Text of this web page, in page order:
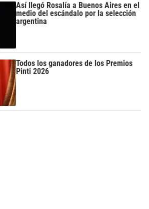
Así llegó Rosalía a Buenos Aires en el
medio del escándalo por la selección
argentina
Todos los ganadores de los Premios
Pinti 2026